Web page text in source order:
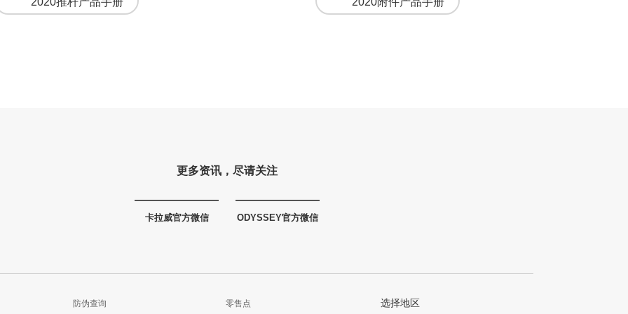
更多资讯，尽请关注
卡拉威官方微信 ODYSSEY官方微信
防伪查询 零售点 选择地区